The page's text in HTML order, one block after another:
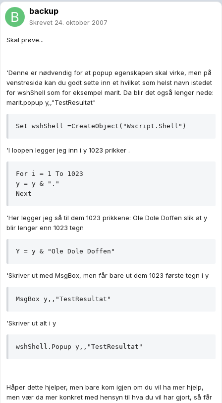
backup
Skrevet 24. oktober 2007
Skal prøve...
'Denne er nødvendig for at popup egenskapen skal virke, men på
venstresida kan du godt sette inn et hvilket som helst navn istedet
for wshShell som for eksempel marit. Da blir det også lenger nede:
marit.popup y,,"TestResultat"
Set wshShell =CreateObject("Wscript.Shell")
'I loopen legger jeg inn i y 1023 prikker .
For i = 1 To 1023
y = y & "."
Next
'Her legger jeg så til dem 1023 prikkene: Ole Dole Doffen slik at y
blir lenger enn 1023 tegn
Y = y & "Ole Dole Doffen"
'Skriver ut med MsgBox, men får bare ut dem 1023 første tegn i y
MsgBox y,,"TestResultat"
'Skriver ut alt i y
wshShell.Popup y,,"TestResultat"
Håper dette hjelper, men bare kom igjen om du vil ha mer hjelp,
men vær da mer konkret med hensyn til hva du vil har gjort, så får